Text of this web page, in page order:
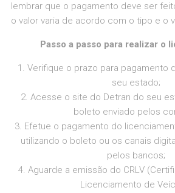
lembrar que o pagamento deve ser
o valor varia de acordo com o tipo e o
Passo a passo para realizar o
1. Verifique o prazo para pagamento
seu estado;
2. Acesse o site do Detran do seu
boleto enviado pelos
3. Efetue o pagamento do
utilizando o boleto ou os canais
pelos bancos;
4. Aguarde a emissão do CRLV
Licenciamento de